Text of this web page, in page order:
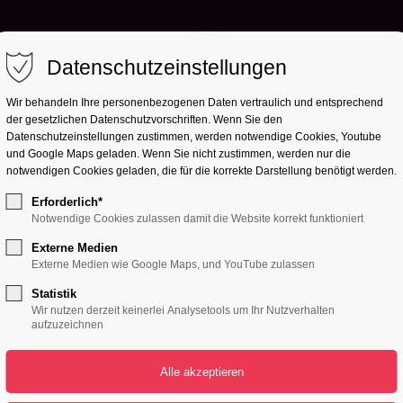
NEWS & UPDATES
NEWS FROM
OUR BLOG
Datenschutzeinstellungen
Wir behandeln Ihre personenbezogenen Daten vertraulich und entsprechend
der gesetzlichen Datenschutz­vorschriften. Wenn Sie den
Datenschutzeinstellungen zustimmen, werden notwendige Cookies, Youtube
und Google Maps geladen. Wenn Sie nicht zustimmen, werden nur die
notwendigen Cookies geladen, die für die korrekte Darstellung benötigt werden.
Erforderlich*
Notwendige Cookies zulassen damit die Website korrekt funktioniert
Externe Medien
Externe Medien wie Google Maps, und YouTube zulassen
Statistik
Wir nutzen derzeit keinerlei Analysetools um Ihr Nutzverhalten
aufzuzeichnen